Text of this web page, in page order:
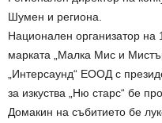
Шумен и региона.
Национален организатор на
марката „Малка Мис и
„Интерсаунд“ ЕООД с
за изкуства „Ню старс“ бе
Домакин на събитието бе